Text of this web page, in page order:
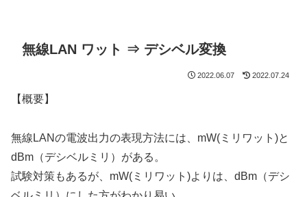
無線LAN ワット ⇒ デシベル変換
2022.06.07 2022.07.24
【概要】
無線LANの電波出力の表現方法には、mW(ミリワット)と
d Bm（デシベルミリ）がある。
試験対策もあるが、mW(ミリワット)よりは、 d Bm（デシ